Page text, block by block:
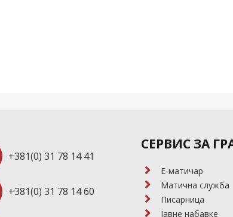
+381(0) 31 78 14 41
+381(0) 31 78 14 60
СЕРВИС ЗА
E-матичар
Матична служба
Писарница
Јавне набавке